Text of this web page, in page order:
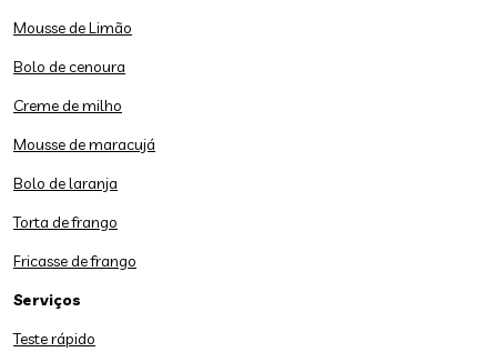
Mousse de Limão
Bolo de cenoura
Creme de milho
Mousse de maracujá
Bolo de laranja
Torta de frango
Fricasse de frango
Serviços
Teste rápido